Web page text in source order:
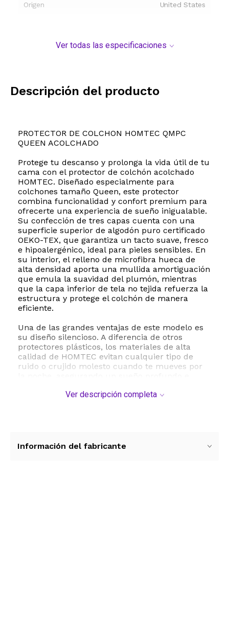
Origen United States
Ver todas las especificaciones
Descripción del producto
PROTECTOR DE COLCHON HOMTEC QMPC
QUEEN ACOLCHADO
Protege tu descanso y prolonga la vida útil de tu
cama con el protector de colchón acolchado
HOMTEC. Diseñado especialmente para
colchones tamaño Queen, este protector
combina funcionalidad y confort premium para
ofrecerte una experiencia de sueño inigualable.
Su confección de tres capas cuenta con una
superficie superior de algodón puro certificado
OEKO-TEX, que garantiza un tacto suave, fresco
e hipoalergénico, ideal para pieles sensibles. En
su interior, el relleno de microfibra hueca de
alta densidad aporta una mullida amortiguación
que emula la suavidad del plumón, mientras
que la capa inferior de tela no tejida refuerza la
estructura y protege el colchón de manera
eficiente.
Una de las grandes ventajas de este modelo es
su diseño silencioso. A diferencia de otros
protectores plásticos, los materiales de alta
calidad de HOMTEC evitan cualquier tipo de
ruido o crujido molesto cuando te mueves por
patrón de diamantes no solo aporta un toque
Ver descripción completa
Información del fabricante